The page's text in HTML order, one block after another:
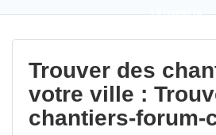
9,5(100%)76
votes
Trouver des
votre ville :
chantiers-forum-